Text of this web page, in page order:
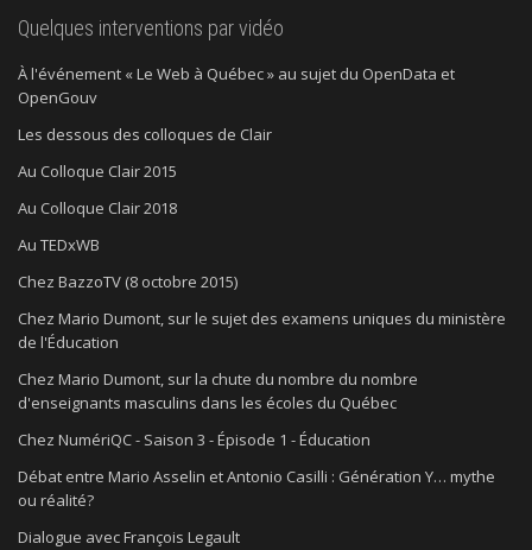
Quelques interventions par vidéo
À l'événement « Le Web à Québec » au sujet du OpenData et
OpenGouv
Les dessous des colloques de Clair
Au Colloque Clair 2015
Au Colloque Clair 2018
Au TEDxWB
Chez BazzoTV (8 octobre 2015)
Chez Mario Dumont, sur le sujet des examens uniques du ministère
de l'Éducation
Chez Mario Dumont, sur la chute du nombre du nombre
d'enseignants masculins dans les écoles du Québec
Chez NumériQC - Saison 3 - Épisode 1 - Éducation
Débat entre Mario Asselin et Antonio Casilli : Génération Y… mythe
ou réalité?
Dialogue avec François Legault